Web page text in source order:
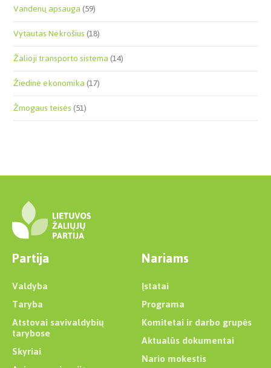
Vandenų apsauga(59)
Vytautas Nekrošius(18)
Žalioji transporto sistema(14)
Žiedinė ekonomika(17)
Žmogaus teisės(51)
Partija
Valdyba
Taryba
Atstovai savivaldybių
tarybose
Skyriai
Nariams
Įstatai
Programa
Komitetai ir darbo grupės
Aktualūs dokumentai
Nario mokestis